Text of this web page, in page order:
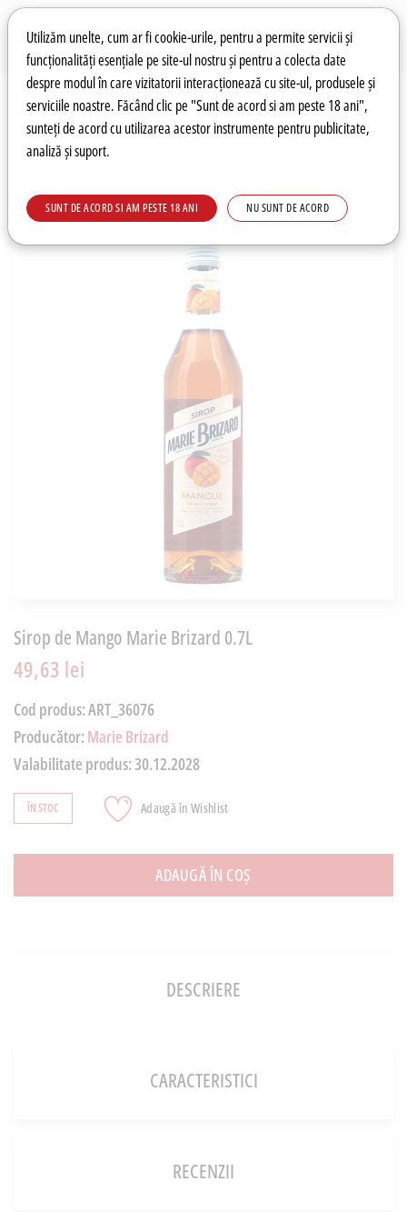
Preferințe pentru cookie-uri
Utilizăm unelte, cum ar fi cookie-urile, pentru a permite servicii și
funcționalități esențiale pe site-ul nostru și pentru a colecta date
despre modul în care vizitatorii interacționează cu site-ul, produsele și
serviciile noastre. Făcând clic pe "Sunt de acord si am peste 18 ani",
sunteți de acord cu utilizarea acestor instrumente pentru publicitate,
analiză și suport.
SUNT DE ACORD SI AM PESTE 18 ANI NU SUNT DE ACORD
Wishlist Autentificare
Sirop de Mango Marie Brizard 0.7L
49,63 lei
Cod produs:ART_36076
Producător: Marie Brizard
Valabilitate produs:30.12.2028
ÎN STOC Adaugă în Wishlist
ADAUGĂ ÎN COȘ
DESCRIERE
CARACTERISTICI
RECENZII